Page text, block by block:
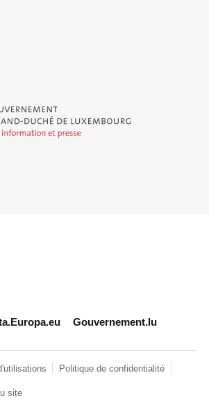
Grand-Duché de Luxembourg - Service
de data.public.lu
Gouvernement.lu
Politique de confidentialité
site